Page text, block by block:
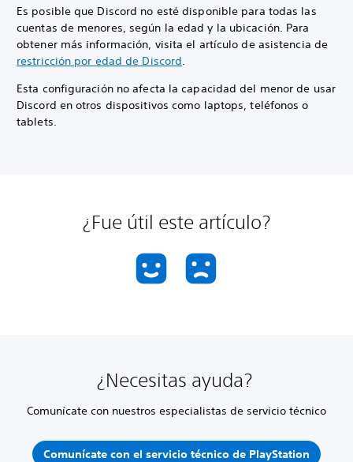
Es posible que Discord no esté disponible para todas las
cuentas de menores, según la edad y la ubicación. Para
obtener más información, visita el artículo de asistencia de
restricción por edad de Discord.
Esta configuración no afecta la capacidad del menor de usar
Discord en otros dispositivos como laptops, teléfonos o
tablets.
¿Fue útil este artículo?
¿Necesitas ayuda?
Comunícate con nuestros especialistas de servicio técnico
Comunícate con el servicio técnico de PlayStation